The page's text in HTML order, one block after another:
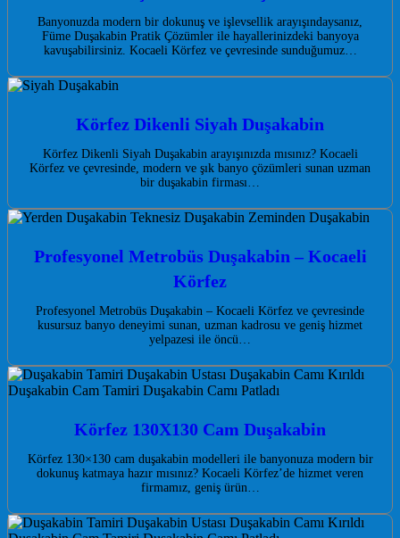
Banyonuzda modern bir dokunuş ve işlevsellik arayışındaysanız,
Füme Duşakabin Pratik Çözümler ile hayallerinizdeki banyoya
kavuşabilirsiniz. Kocaeli Körfez ve çevresinde sunduğumuz…
Körfez Dikenli Siyah Duşakabin
Körfez Dikenli Siyah Duşakabin arayışınızda mısınız? Kocaeli
Körfez ve çevresinde, modern ve şık banyo çözümleri sunan uzman
bir duşakabin firması…
Profesyonel Metrobüs Duşakabin – Kocaeli
Körfez
Profesyonel Metrobüs Duşakabin – Kocaeli Körfez ve çevresinde
kusursuz banyo deneyimi sunan, uzman kadrosu ve geniş hizmet
yelpazesi ile öncü…
Körfez 130X130 Cam Duşakabin
Körfez 130×130 cam duşakabin modelleri ile banyonuza modern bir
dokunuş katmaya hazır mısınız? Kocaeli Körfez’de hizmet veren
firmamız, geniş ürün…